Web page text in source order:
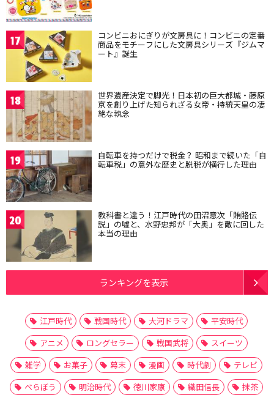
17 コンビニおにぎりが文房具に！コンビニの定番
商品をモチーフにした文房具シリーズ『ジムマ
ート』誕生
18 世界遺産決定で脚光！日本初の巨大都城・藤原
京を創り上げた知られざる女帝・持統天皇の凄
絶な執念
19 自転車を持つだけで税金？ 昭和まで続いた「自
転車税」の意外な歴史と脱税が横行した理由
20 教科書と違う！江戸時代の田沼意次「賄賂伝
説」の嘘と、水野忠邦が「大奥」を敵に回した
本当の理由
ランキングを表示
江戸時代 戦国時代 大河ドラマ
平安時代
アニメ
ロングセラー 戦国武将
スイーツ
雑学
お菓子 幕末 漫画 時代劇
テレビ
べらぼう
明治時代 徳川家康 織田信長
抹茶